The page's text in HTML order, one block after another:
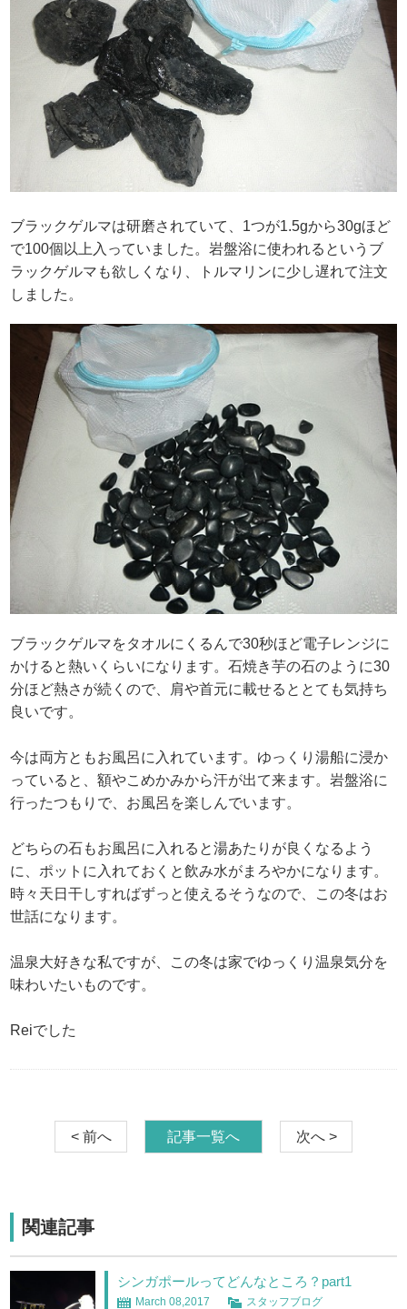
ブラックゲルマは研磨されていて、1つが1.5gから30gほど
で100個以上入っていました。岩盤浴に使われるというブ
ラックゲルマも欲しくなり、トルマリンに少し遅れて注文
しました。
ブラックゲルマをタオルにくるんで30秒ほど電子レンジに
かけると熱いくらいになります。石焼き芋の石のように30
分ほど熱さが続くので、肩や首元に載せるととても気持ち
良いです。
今は両方ともお風呂に入れています。ゆっくり湯船に浸か
っていると、額やこめかみから汗が出て来ます。岩盤浴に
行ったつもりで、お風呂を楽しんでいます。
どちらの石もお風呂に入れると湯あたりが良くなるよう
に、ポットに入れておくと飲み水がまろやかになります。
時々天日干しすればずっと使えるそうなので、この冬はお
世話になります。
温泉大好きな私ですが、この冬は家でゆっくり温泉気分を
味わいたいものです。
Reiでした
< 前へ 記事一覧へ 次へ >
関連記事
シンガポールってどんなところ？part1
March 08,2017 スタッフブログ